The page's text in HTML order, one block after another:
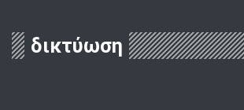
δικτύωση